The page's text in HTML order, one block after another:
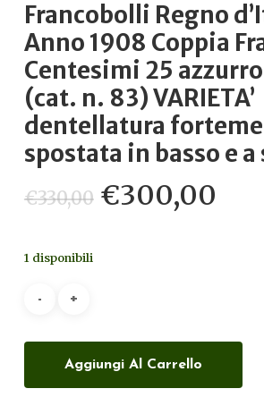
Francobolli Regno
Anno 1908 Coppia
Centesimi 25
(cat. n. 83) VARIETA’
dentellatura
spostata in basso e
€330,00 Il
prezzo
€300,00
1 disponibili
Aggiungi Al Carrello